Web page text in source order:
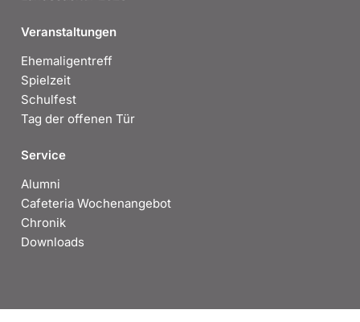
Veranstaltungen
Ehemaligentreff
Spielzeit
Schulfest
Tag der offenen Tür
Service
Alumni
Cafeteria Wochenangebot
Chronik
Downloads